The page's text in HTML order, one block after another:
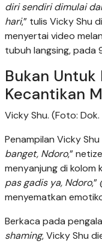
diri sendiri dimulai
hari,” tulis Vicky Shu
menyertai video
tubuh langsing, pada
Bukan
Kecantikan
Vicky Shu. (Foto:
Penampilan Vicky
banget, Ndoro,”
menyanjung di kolom
pas gadis ya, Ndoro
menyematkan
Berkaca pada
shaming, Vicky Shu